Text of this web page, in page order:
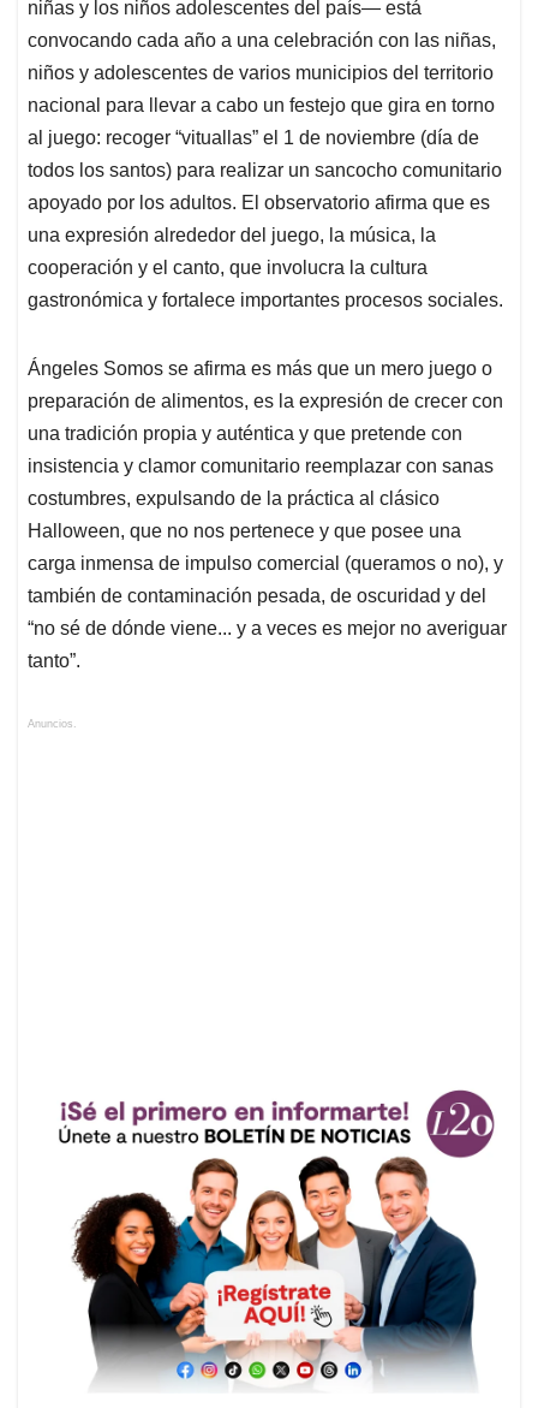
niñas y los niños adolescentes del país— está
convocando cada año a una celebración con las niñas,
niños y adolescentes de varios municipios del territorio
nacional para llevar a cabo un festejo que gira en torno
al juego: recoger “vituallas” el 1 de noviembre (día de
todos los santos) para realizar un sancocho comunitario
apoyado por los adultos. El observatorio afirma que es
una expresión alrededor del juego, la música, la
cooperación y el canto, que involucra la cultura
gastronómica y fortalece importantes procesos sociales.
Ángeles Somos se afirma es más que un mero juego o
preparación de alimentos, es la expresión de crecer con
una tradición propia y auténtica y que pretende con
insistencia y clamor comunitario reemplazar con sanas
costumbres, expulsando de la práctica al clásico
Halloween, que no nos pertenece y que posee una
carga inmensa de impulso comercial (queramos o no), y
también de contaminación pesada, de oscuridad y del
“no sé de dónde viene... y a veces es mejor no averiguar
tanto”.
Anuncios.